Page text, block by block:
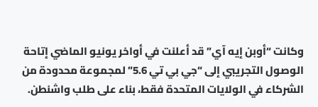
وكانت “أوبن إيه آي” قد أعلنت في أواخر يونيو الماضي إتاحة
الوصول التجريبي إلى “جي بي تي 5.6” لمجموعة محدودة من
الشركاء في الولايات المتحدة فقط، بناء على طلب واشنطن.